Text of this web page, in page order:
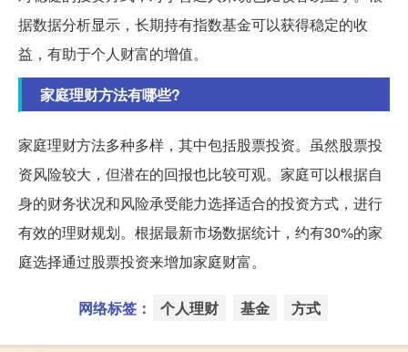
据数据分析显示，长期持有指数基金可以获得稳定的收
益，有助于个人财富的增值。
家庭理财方法有哪些?
家庭理财方法多种多样，其中包括股票投资。虽然股票投
资风险较大，但潜在的回报也比较可观。家庭可以根据自
身的财务状况和风险承受能力选择适合的投资方式，进行
有效的理财规划。根据最新市场数据统计，约有30%的家
庭选择通过股票投资来增加家庭财富。
网络标签： 个人理财 基金 方式